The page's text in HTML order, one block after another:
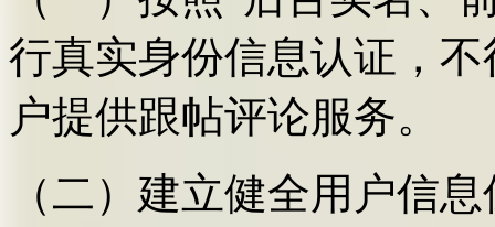
行真实身份信息认证，
户提供跟帖评论服务。
（二）建立健全用户信